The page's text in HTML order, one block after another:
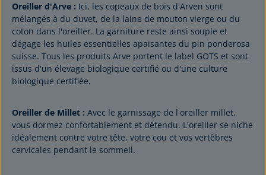
Oreiller d'Arve : Ici, les copeaux de bois d'Arven sont
mélangés à du duvet, de la laine de mouton vierge ou du
coton dans l'oreiller. La garniture reste ainsi souple et
dégage les huiles essentielles apaisantes du pin ponderosa
suisse. Tous les produits Arve portent le label GOTS et sont
issus d'un élevage biologique certifié ou d'une culture
biologique certifiée.
Oreiller de Millet : Avec le garnissage de l'oreiller millet,
vous dormez confortablement et détendu. L'oreiller se niche
idéalement contre votre tête, votre cou et vos vertèbres
cervicales pendant le sommeil.